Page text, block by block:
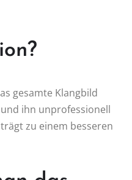
gesamte Klangbild
ihn unprofessionell
zu einem besseren